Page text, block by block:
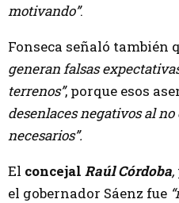
motivando”.
Fonseca señaló también
generan falsas
terrenos”, porque esos
desenlaces negativos al
necesarios”.
El concejal Raúl Córdoba,
el gobernador Sáenz fue